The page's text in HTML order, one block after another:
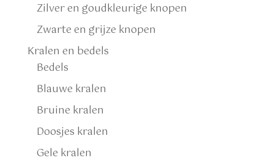
Zilver en goudkleurige knopen
Zwarte en grijze knopen
Kralen en bedels
Bedels
Blauwe kralen
Bruine kralen
Doosjes kralen
Gele kralen